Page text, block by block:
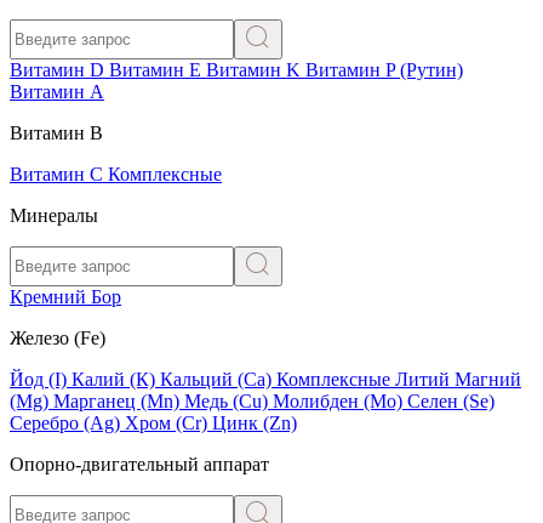
Витамин D Витамин E Витамин K Витамин P (Рутин)
Витамин А
Витамин В
Витамин C Комплексные
Минералы
Кремний Бор
Железо (Fe)
Йод (I) Калий (К) Кальций (Са) Комплексные Литий Магний
(Mg) Марганец (Mn) Медь (Сu) Молибден (Мо) Селен (Se)
Серебро (Ag) Хром (Cr) Цинк (Zn)
Опорно-двигательный аппарат